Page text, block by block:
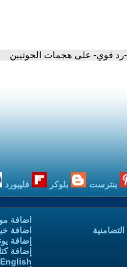
بـ-رد قوي- على هجمات الحوثيين
بنترست بلوكر فليبورد
اضافة
اضافة
إضافة
إضافة